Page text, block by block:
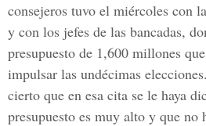
consejeros tuvo el miércoles con
y con los jefes de las bancadas,
presupuesto de 1,600 millones
impulsar las undécimas
cierto que en esa cita se le haya
presupuesto es muy alto y que no